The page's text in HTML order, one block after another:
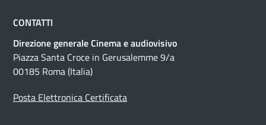
CONTATTI
Direzione generale Cinema e audiovisivo
Piazza Santa Croce in Gerusalemme 9/a
00185 Roma (Italia)
Posta Elettronica Certificata